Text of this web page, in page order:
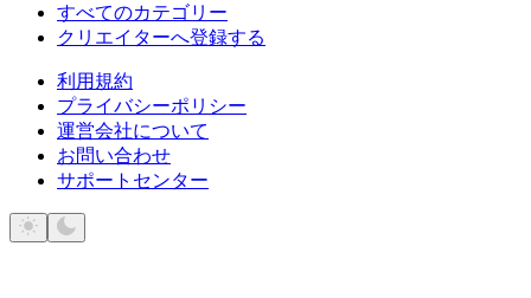
すべてのカテゴリー
クリエイターへ登録する
利用規約
プライバシーポリシー
運営会社について
お問い合わせ
サポートセンター